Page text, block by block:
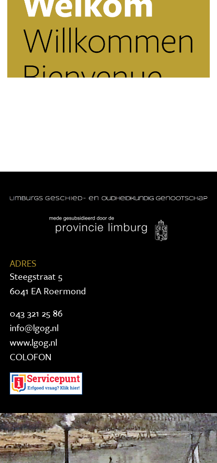
ADRES
Steegstraat 5
6041 EA Roermond
043 321 25 86
info@lgog.nl
www.lgog.nl
COLOFON